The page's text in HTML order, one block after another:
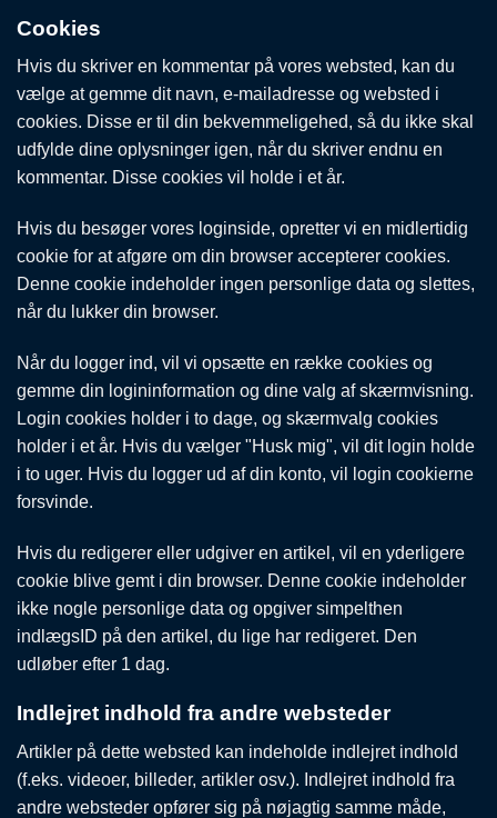
Cookies
Hvis du skriver en kommentar på vores websted, kan du
vælge at gemme dit navn, e-mailadresse og websted i
cookies. Disse er til din bekvemmeligehed, så du ikke skal
udfylde dine oplysninger igen, når du skriver endnu en
kommentar. Disse cookies vil holde i et år.
Hvis du besøger vores loginside, opretter vi en midlertidig
cookie for at afgøre om din browser accepterer cookies.
Denne cookie indeholder ingen personlige data og slettes,
når du lukker din browser.
Når du logger ind, vil vi opsætte en række cookies og
gemme din logininformation og dine valg af skærmvisning.
Login cookies holder i to dage, og skærmvalg cookies
holder i et år. Hvis du vælger "Husk mig", vil dit login holde
i to uger. Hvis du logger ud af din konto, vil login cookierne
forsvinde.
Hvis du redigerer eller udgiver en artikel, vil en yderligere
cookie blive gemt i din browser. Denne cookie indeholder
ikke nogle personlige data og opgiver simpelthen
indlægsID på den artikel, du lige har redigeret. Den
udløber efter 1 dag.
Indlejret indhold fra andre websteder
Artikler på dette websted kan indeholde indlejret indhold
(f.eks. videoer, billeder, artikler osv.). Indlejret indhold fra
andre websteder opfører sig på nøjagtig samme måde,